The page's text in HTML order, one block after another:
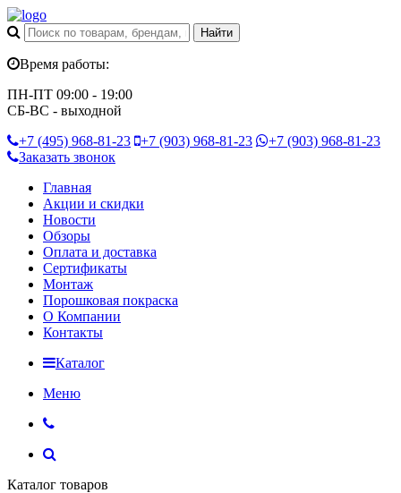
Время работы:
ПН-ПТ 09:00 - 19:00
СБ-ВС - выходной
+7 (495) 968-81-23 +7 (903) 968-81-23 +7 (903) 968-81-23
Заказать звонок
Главная
Акции и скидки
Новости
Обзоры
Оплата и доставка
Сертификаты
Монтаж
Порошковая покраска
О Компании
Контакты
Каталог
Меню
Каталог товаров